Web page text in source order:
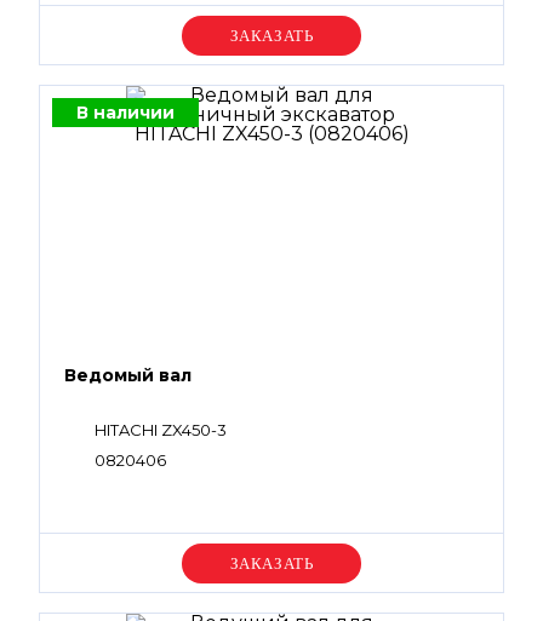
Уточняйте цену
В наличии
Ведомый вал
HITACHI ZX450-3
0820406
Уточняйте цену